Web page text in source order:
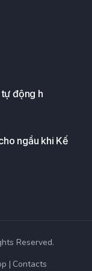
động h
ngầu khi Kế
Reserved.
Contacts